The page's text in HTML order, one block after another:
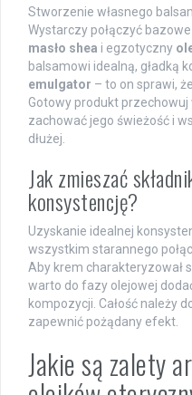
Stworzenie własnego
Wystarczy połączyć
masło shea i egzotyczny
balsamowi idealną, gładką
emulgator – to on sprawi,
Gotowy produkt
zachować jego świeżość i
dłużej.
Jak zmieszać
konsystencję?
Uzyskanie idealnej
wszystkim starannego
Aby krem charakteryzował
warto do fazy olejowej
kompozycji. Całość należy
zapewnić pożądany efekt.
Jakie są zalety